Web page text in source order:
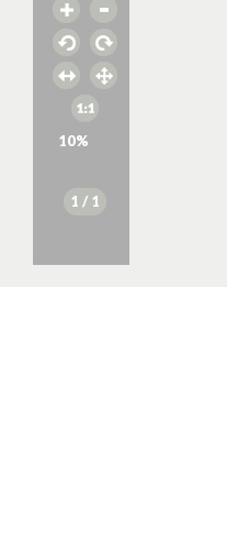
10%
1 / 1